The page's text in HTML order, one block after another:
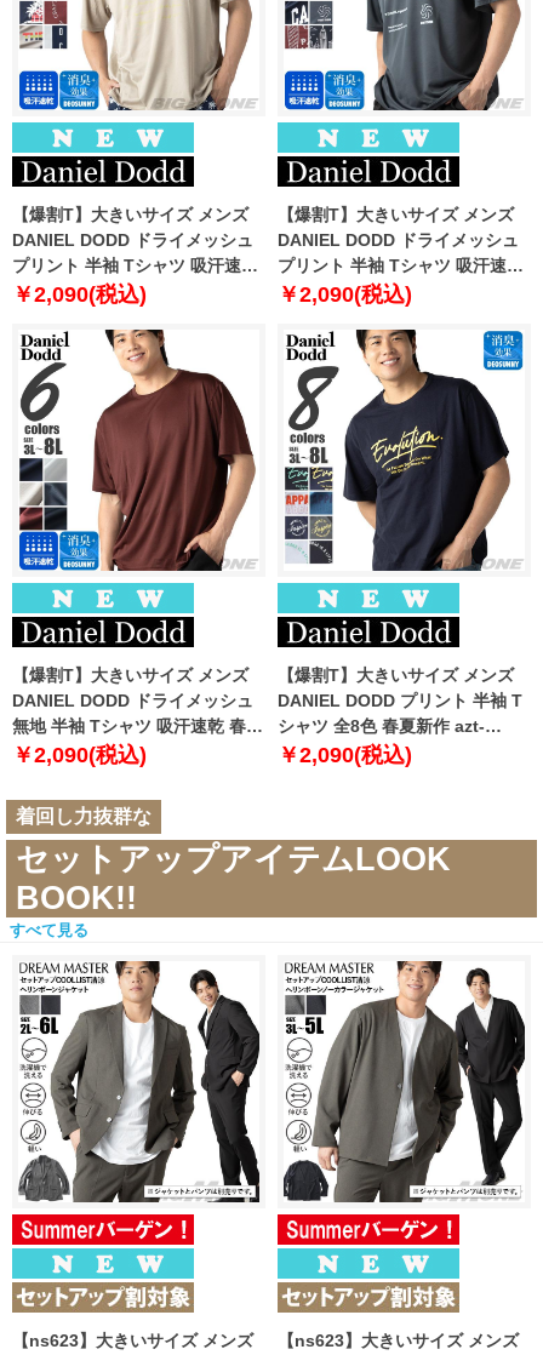
【爆割T】大きいサイズ メンズ
DANIEL DODD ドライメッシュ
プリント 半袖 Tシャツ 吸汗速乾
春夏新作 tjt-2602dry3 【fre】
￥2,090(税込)
【爆割T】大きいサイズ メンズ
DANIEL DODD ドライメッシュ
プリント 半袖 Tシャツ 吸汗速乾
春夏新作 tjt-2602dry4 【fre】
￥2,090(税込)
【爆割T】大きいサイズ メンズ
DANIEL DODD ドライメッシュ
無地 半袖 Tシャツ 吸汗速乾 春夏
新作 tjt-2602dry5 【fre】
￥2,090(税込)
【爆割T】大きいサイズ メンズ
DANIEL DODD プリント 半袖 T
シャツ 全8色 春夏新作 azt-
2602pt5 【fre】
￥2,090(税込)
着回し力抜群な
セットアップアイテムLOOK
BOOK!!
すべて見る
【ns623】大きいサイズ メンズ
【ns623】大きいサイズ メンズ